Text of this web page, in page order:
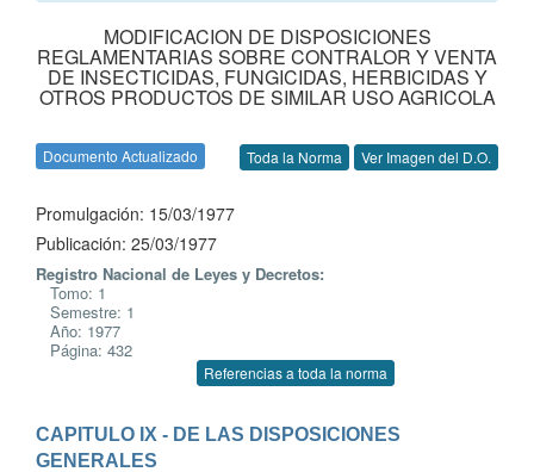
MODIFICACION DE DISPOSICIONES
REGLAMENTARIAS SOBRE CONTRALOR Y VENTA
DE INSECTICIDAS, FUNGICIDAS, HERBICIDAS Y
OTROS PRODUCTOS DE SIMILAR USO AGRICOLA
Documento Actualizado Toda la Norma Ver Imagen del D.O.
Promulgación: 15/03/1977
Publicación: 25/03/1977
Registro Nacional de Leyes y Decretos:
Tomo: 1
Semestre: 1
Año: 1977
Página: 432
Referencias a toda la norma
CAPITULO IX - DE LAS DISPOSICIONES
GENERALES